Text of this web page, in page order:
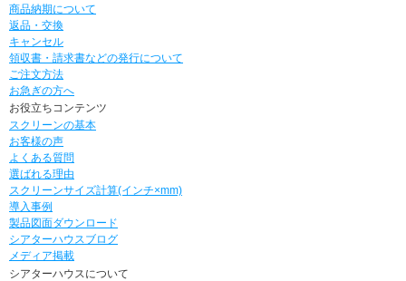
商品納期について
返品・交換
キャンセル
領収書・請求書などの発行について
ご注文方法
お急ぎの方へ
お役立ちコンテンツ
スクリーンの基本
お客様の声
よくある質問
選ばれる理由
スクリーンサイズ計算(インチ×mm)
導入事例
製品図面ダウンロード
シアターハウスブログ
メディア掲載
シアターハウスについて